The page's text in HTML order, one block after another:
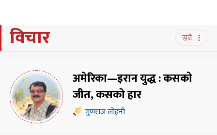
विचार सबै
अमेरिका—इरान युद्ध : कसको
जीत, कसको हार
गुणराज लोहनी